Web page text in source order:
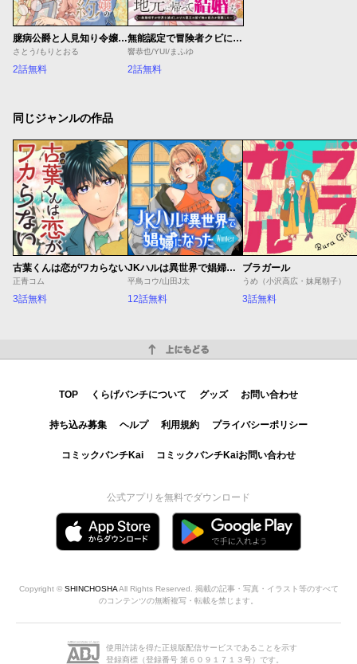
臆病公爵と人見知り令嬢の婚約
さとう/もりとおる
2話無料
無能認定で冒険者クビになったから地元に帰って結婚する ～結婚相手が世界を滅ぼしかけた龍王の娘で俺の能力が覚醒した～
響恭也/YUI/まふゆ
2話無料
同じジャンルの作品
古葉くんは恋がワカらない
正青コム
3話無料
JKハルは異世界で娼婦になった Winter
平鳥コウ/山田J太
12話無料
ブラガール
うめ（小沢高広・妹尾朝子）
3話無料
TOP くらげバンチについて グッズ お問い合わせ
持ち込み募集 ヘルプ 利用規約 プライバシーポリシー
コミックバンチKai コミックバンチKaiお問い合わせ
公式アプリを無料でダウンロード
Copyright © SHINCHOSHAAll Rights Reserved. 掲載の記事・写真・イラスト等のすべて
のコンテンツの無断複写・転載を禁じます。
使用許諾を得た正規版配信サービスであることを示す
登録商標（登録番号 第６０９１７１３号）です。